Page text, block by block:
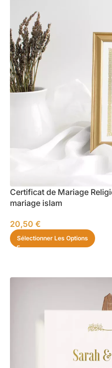
Certificat de Mariage
mariage islam
20,50 €
Sélectionner Les Options